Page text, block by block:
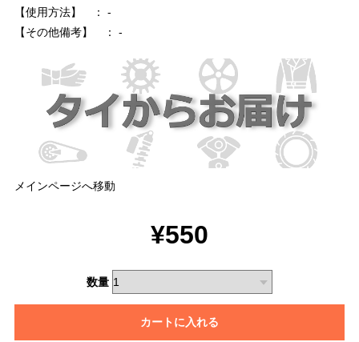
【使用方法】 ： -
【その他備考】 ： -
メインページへ移動
¥550
数量
カートに入れる